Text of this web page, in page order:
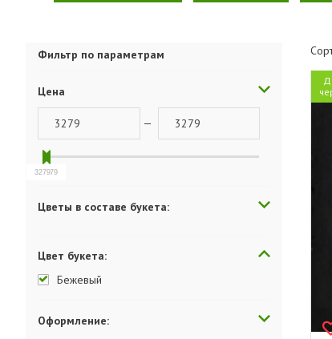
Фильтр по параметрам
Цена
—
3279
3279
Цветы в составе букета:
Цвет букета:
Бежевый
Оформление: